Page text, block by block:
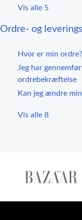
Vis alle 5
Ordre- og
Hvor er min ordre?
Jeg har
ordrebekræftelse
Kan jeg ændre
Vis alle 8